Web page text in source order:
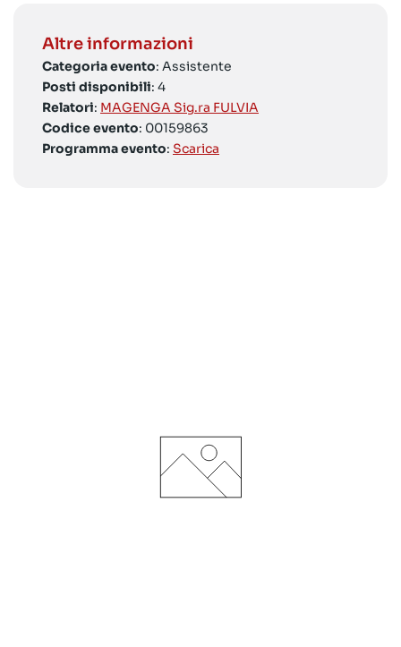
Altre informazioni
Categoria evento: Assistente
Posti disponibili: 4
Relatori: MAGENGA Sig.ra FULVIA
Codice evento: 00159863
Programma evento: Scarica